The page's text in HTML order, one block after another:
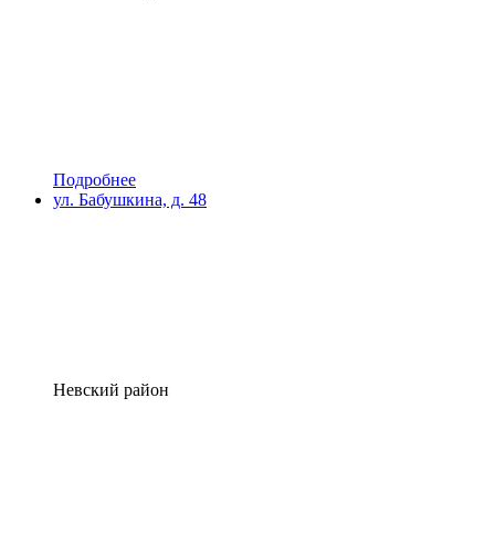
Подробнее
ул. Бабушкина, д. 48
Невский район